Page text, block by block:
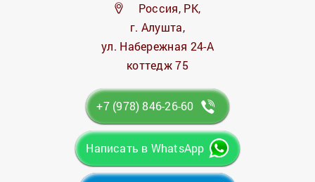
Россия, РК,
г. Алушта,
ул. Набережная 24-А
коттедж 75
+7 (978) 846-26-60
Написать в WhatsApp